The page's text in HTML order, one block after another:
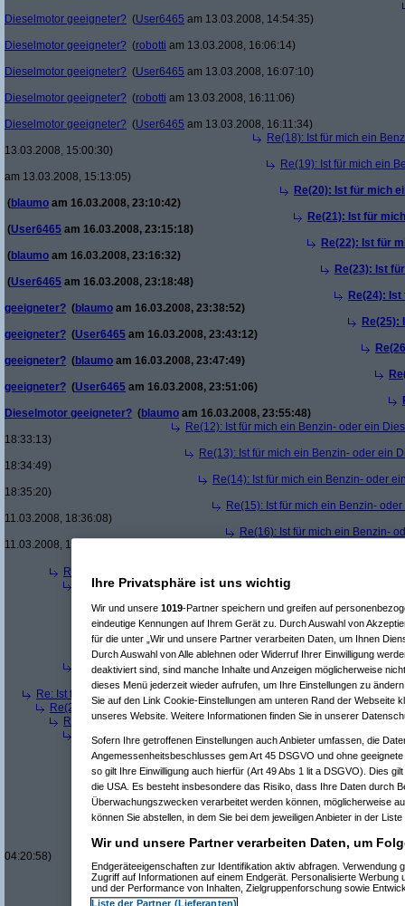
Dieselmotor geeigneter? (User6465 am 13.03.2008, 14:54:35)
Dieselmotor geeigneter? (robotti am 13.03.2008, 16:06:14)
Dieselmotor geeigneter? (User6465 am 13.03.2008, 16:07:10)
Dieselmotor geeigneter? (robotti am 13.03.2008, 16:11:06)
Dieselmotor geeigneter? (User6465 am 13.03.2008, 16:11:34)
Re(18): Ist für mich ein
13.03.2008, 15:00:30)
Re(19): Ist für mich ein
am 13.03.2008, 15:13:05)
Re(20): Ist für mich
(blaumo am 16.03.2008, 23:10:42)
Re(21): Ist für
(User6465 am 16.03.2008, 23:15:18)
Re(22): Ist für
(blaumo am 16.03.2008, 23:16:32)
Re(23): Ist
(User6465 am 16.03.2008, 23:18:48)
Re(24):
geeigneter? (blaumo am 16.03.2008, 23:38:52)
Re(25):
geeigneter? (User6465 am 16.03.2008, 23:43:12)
geeigneter? (blaumo am 16.03.2008, 23:47:49)
geeigneter? (User6465 am 16.03.2008, 23:51:06)
Dieselmotor geeigneter? (blaumo am 16.03.2008, 23:55:48)
Re(12): Ist für mich ein Benzin- oder ein
18:33:13)
Re(13): Ist für mich ein Benzin- oder ein
18:34:49)
Re(14): Ist für mich ein Benzin- oder
18:35:20)
Re(15): Ist für mich ein Benzin-
11.03.2008, 18:36:08)
Re(16): Ist für mich ein Benzin-
11.03.2008, 18:37:51)
Re(3): Ist für mich ein Benzin- oder ein Dieselmotor geeigneter?
Re(4): Ist für mich ein Benzin- oder ein Dieselmotor geeigneter?
Re(6): Ist für mich ein Benzin- oder ein Dieselmotor
Re(7): Ist für mich ein Benzin- oder ein Dieselmotor
Re(6): Ist für mich ein Benzin- oder ein Dieselmotor
Re(7): Ist für mich ein Benzin- oder ein Dieselmotor
Re(4): Ist für mich ein Benzin- oder ein Dieselmotor geeigneter?(
Re(5): Ist für mich ein Benzin- oder ein Dieselmotor geeigneter?
Re: Ist für mich ein Benzin- oder ein Dieselmotor geeigneter? (Superfast
Re(2): Ist für mich ein Benzin- oder ein Dieselmotor geeigneter?(dizo
Re(3): Ist für mich ein Benzin- oder ein Dieselmotor geeigneter?(
Re(4): Ist für mich ein Benzin- oder ein Dieselmotor geeigneter? (
Re(5): Ist für mich ein Benzin- oder ein Dieselmotor geeigneter?
Re(6): Ist für mich ein Benzin- oder ein Dieselmotor
Re(7): Ist für mich ein Benzin- oder ein Dieselmotor
Re(8): Ist für mich ein Benzin- oder ein Dieselmotor
Re(9): Ist für mich ein Benzin- oder ein Dieselmotor
Re(10): Ist für mich ein Benzin- oder ein
Re(11): Ist für mich ein Benzin- oder ein
04:20:58)
Re(7): Ist für mich ein Benzin- oder ein Dieselmotor
Re(7): Ist für mich ein Benzin- oder ein Dieselmotor
Re(8): Ist für mich ein Benzin- oder ein Dieselmotor
Ihre Privatsphäre ist uns wichtig
Wir und unsere 1019-Partner speichern und greifen auf
eindeutige Kennungen auf Ihrem Gerät zu. Durch Auswahl von
für die unter „Wir und unsere Partner verarbeiten Daten, um Ihnen
Durch Auswahl von Alle ablehnen oder Widerruf Ihrer Einwilligung
deaktiviert sind, sind manche Inhalte und Anzeigen möglicherweise
dieses Menü jederzeit wieder aufrufen, um Ihre Einstellungen zu
Sie auf den Link Cookie-Einstellungen am unteren Rand der Webseite
unseres Website. Weitere Informationen finden Sie in unserer
Sofern Ihre getroffenen Einstellungen auch Anbieter umfassen, die
Angemessenheitsbeschlusses gem Art 45 DSGVO und ohne
so gilt Ihre Einwilligung auch hierfür (Art 49 Abs 1 lit a DSGVO). Dies
die USA. Es besteht insbesondere das Risiko, dass Ihre Daten durch
Überwachungszwecken verarbeitet werden können, möglicherweise
können Sie abstellen, in dem Sie bei dem jeweiligen Anbieter in der
Wir und unsere Partner verarbeiten Daten, um
Endgeräteeigenschaften zur Identifikation aktiv abfragen. Verwendung
Zugriff auf Informationen auf einem Endgerät. Personalisierte Werbung
und der Performance von Inhalten, Zielgruppenforschung sowie
Liste der Partner (Lieferanten)